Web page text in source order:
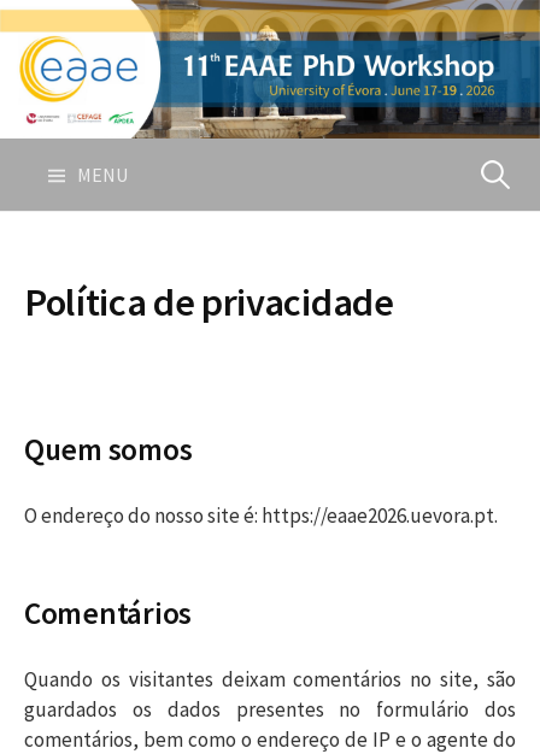
Skip
content
MENU
Política de privacidade
Quem somos
O endereço do nosso site é: https://eaae2026.uevora.pt.
Comentários
Quando os visitantes deixam comentários no site, são
guardados os dados presentes no formulário dos
comentários, bem como o endereço de IP e o agente do